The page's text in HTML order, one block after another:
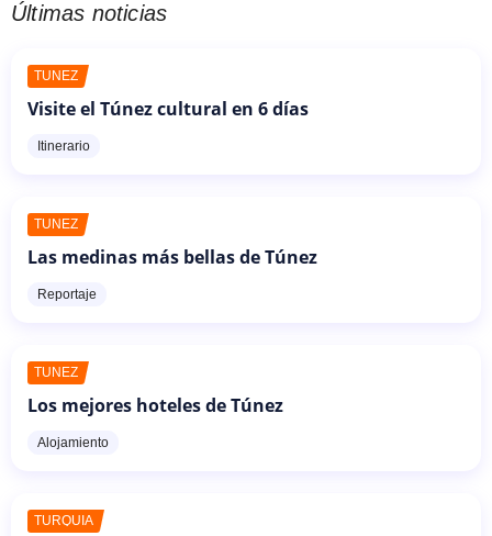
Últimas noticias
TÚNEZ
Visite el Túnez cultural en 6 días
Itinerario
TÚNEZ
Las medinas más bellas de Túnez
Reportaje
TÚNEZ
Los mejores hoteles de Túnez
Alojamiento
TURQUÍA